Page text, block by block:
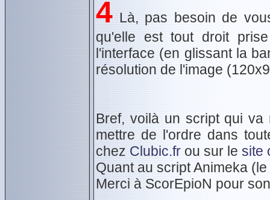
4 Là, pas besoin de
qu'elle est tout droit
l'interface (en glissant la
résolution de l'image
Bref, voilà un script qui
mettre de l'ordre dans
chez Clubic.fr ou sur le site
Quant au script Animeka
Merci à ScorEpioN pour